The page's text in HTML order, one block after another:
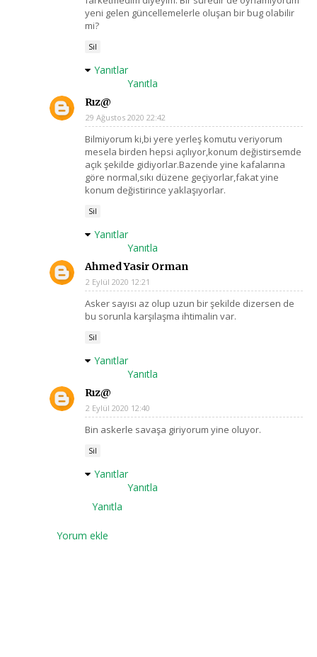
yeni gelen güncellemelerle oluşan bir bug olabilir
mi?
Sil
Yanıtlar
Yanıtla
Rız@
29 Ağustos 2020 22:42
Bilmiyorum ki,bi yere yerleş komutu veriyorum
mesela birden hepsi açılıyor,konum değistirsemde
açık şekilde gidiyorlar.Bazende yine kafalarına
göre normal,sıkı düzene geçiyorlar,fakat yine
konum değistirince yaklaşıyorlar.
Sil
Yanıtlar
Yanıtla
Ahmed Yasir Orman
2 Eylül 2020 12:21
Asker sayısı az olup uzun bir şekilde dizersen de
bu sorunla karşılaşma ihtimalin var.
Sil
Yanıtlar
Yanıtla
Rız@
2 Eylül 2020 12:40
Bin askerle savaşa giriyorum yine oluyor.
Sil
Yanıtlar
Yanıtla
Yanıtla
Yorum ekle